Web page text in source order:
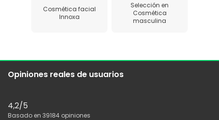
Cosmética facial
Innoxa
Selección en
Cosmética
masculina
Opiniones reales de usuarios
4,2/5
Basado en 39184 opiniones